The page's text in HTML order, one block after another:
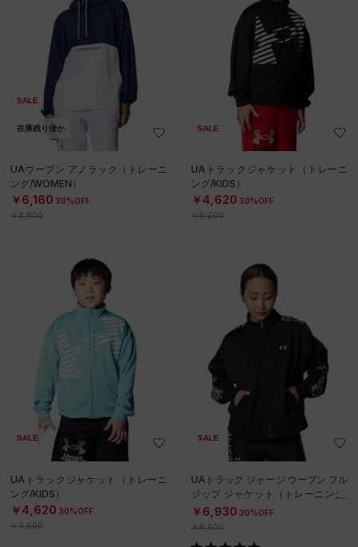
SALE
在庫残り僅か
UAウーブン アノラック（トレーニ
ング/WOMEN）
￥6,160 30%OFF
￥8,800
SALE
UAトラックジャケット（トレーニ
ング/KIDS）
￥4,620 30%OFF
￥6,600
SALE
UAトラックジャケット（トレーニ
ング/KIDS）
￥4,620 30%OFF
￥6,600
SALE
UAトラック ジャージ ウーブン フル
ジップ ジャケット（トレーニング/
WOMEN）
￥6,930 30%OFF
￥9,900